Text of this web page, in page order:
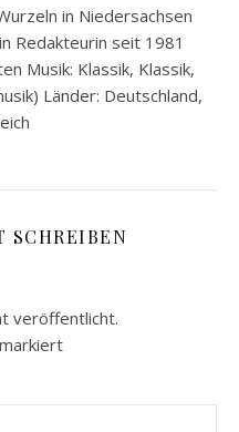
in Niedersachsen
Redakteurin seit 1981
Musik: Klassik, Klassik,
Länder: Deutschland,
SCHREIBEN
veröffentlicht.
markiert